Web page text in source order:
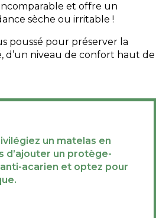
et offre un
sèche ou irritable !
poussé pour préserver la
niveau de confort haut de
un matelas en
d’ajouter un protège-
acarien et optez pour